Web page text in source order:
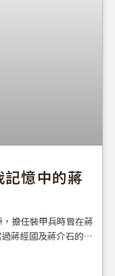
記憶中的蔣
擔任裝甲兵時曾在蔣
蔣經國及蔣介石的侍
為蔣緯國是一位風度